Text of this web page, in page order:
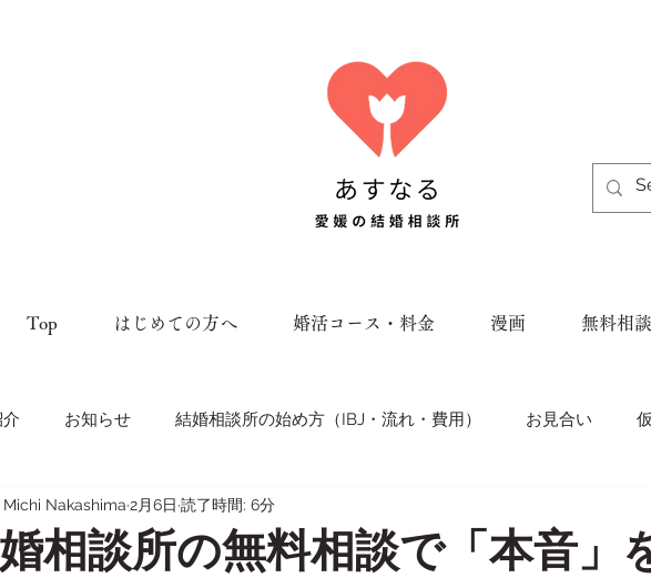
Top はじめての方へ 婚活コース・料金 漫画 無料相談
お知らせ 結婚相談所の始め方（IBJ・流れ・費用） お見合い
ドマップ（プロポーズ／親挨拶／成婚退会）
相談所の無料相談で「本音」
Michi Nakashima 2月6日 読了時間: 6分